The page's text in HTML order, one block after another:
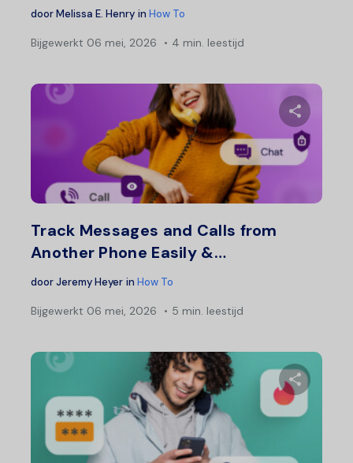
doorMelissa E. Henry in How To
Bijgewerkt 06 mei, 2026 4 min. leestijd
Track Messages and Calls from
Another Phone Easily &…
doorJeremy Heyer in How To
Bijgewerkt 06 mei, 2026 5 min. leestijd